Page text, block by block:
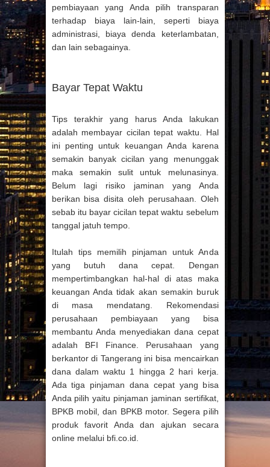
pembiayaan yang Anda pilih transparan
terhadap biaya lain-lain, seperti biaya
administrasi, biaya denda keterlambatan,
dan lain sebagainya.
Bayar Tepat Waktu
Tips terakhir yang harus Anda lakukan
adalah membayar cicilan tepat waktu. Hal
ini penting untuk keuangan Anda karena
semakin banyak cicilan yang menunggak
maka semakin sulit untuk melunasinya.
Belum lagi risiko jaminan yang Anda
berikan bisa disita oleh perusahaan. Oleh
sebab itu bayar cicilan tepat waktu sebelum
tanggal jatuh tempo.
Itulah tips memilih pinjaman untuk Anda
yang butuh dana cepat. Dengan
mempertimbangkan hal-hal di atas maka
keuangan Anda tidak akan semakin buruk
di masa mendatang. Rekomendasi
perusahaan pembiayaan yang bisa
membantu Anda menyediakan dana cepat
adalah BFI Finance. Perusahaan yang
berkantor di Tangerang ini bisa mencairkan
dana dalam waktu 1 hingga 2 hari kerja.
Ada tiga pinjaman dana cepat yang bisa
Anda pilih yaitu pinjaman jaminan sertifikat,
BPKB mobil, dan BPKB motor. Segera pilih
produk favorit Anda dan ajukan secara
online melalui bfi.co.id.